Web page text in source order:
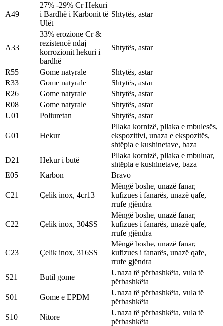
A49
27% -29% Cr Hekuri
i Bardhë i Karbonit të
Ulët
Shtytës, astar
A33
33% erozione Cr &
rezistencë ndaj
korrozionit hekuri i
bardhë
Shtytës, astar
R55 Gome natyrale
Shtytës, astar
R33
Gome natyrale
Shtytës, astar
R26
Gome natyrale
Shtytës, astar
R08
Gome natyrale
Shtytës, astar
U01
Poliuretan Shtytës, astar
G01 Hekur
Pllaka kornizë, pllaka e mbulesës,
ekspozitivi, unaza e ekspozitës,
shtëpia e kushinetave, baza
D21
Hekur i butë
Pllaka kornizë, pllaka e mbuluar,
shtëpia e kushinetave, baza
E05
Karbon Bravo
C21 Çelik inox, 4cr13
Mëngë boshe, unazë fanar,
kufizues i fanarës, unazë qafe,
rrufe gjëndra
C22 Çelik inox, 304SS
Mëngë boshe, unazë fanar,
kufizues i fanarës, unazë qafe,
rrufe gjëndra
C23 Çelik inox, 316SS
Mëngë boshe, unazë fanar,
kufizues i fanarës, unazë qafe,
rrufe gjëndra
S21
Butil gome
Unaza të përbashkëta, vula të
përbashkëta
S01
Gome e EPDM
Unaza të përbashkëta, vula të
përbashkëta
S10
Nitore
Unaza të përbashkëta, vula të
përbashkëta